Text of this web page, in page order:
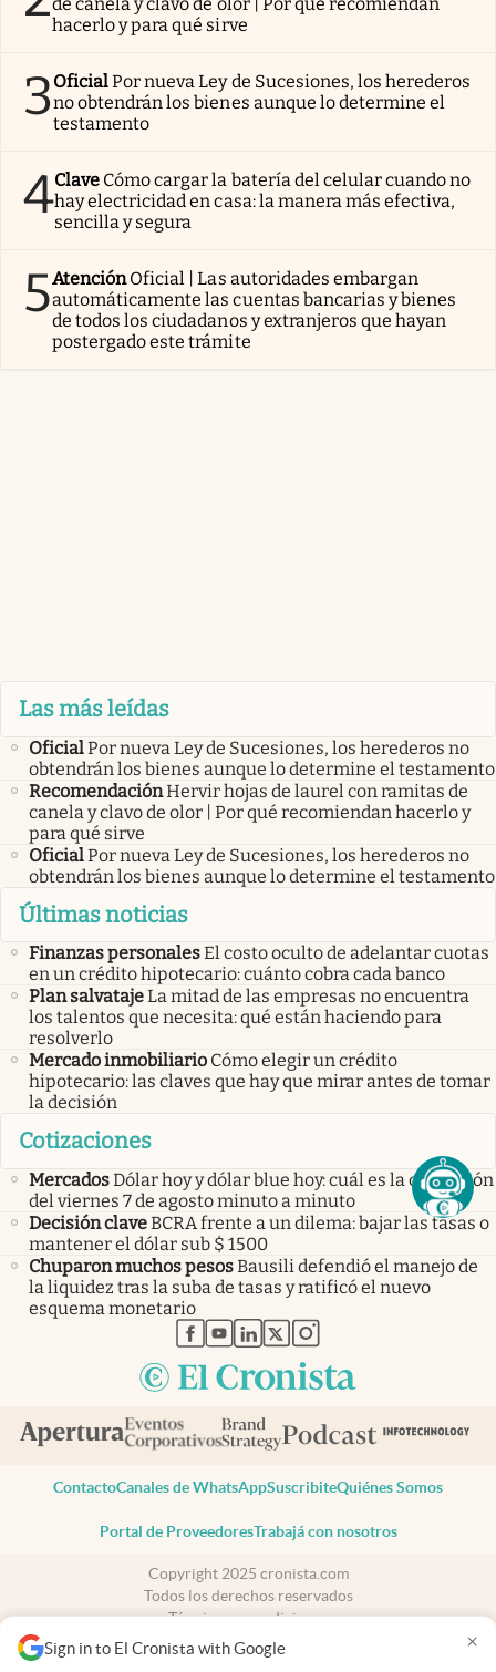
Sign in to El Cronista with Google ×
hacerlo y para qué sirve
3OficialPor nueva Ley de Sucesiones, los herederos
no obtendrán los bienes aunque lo determine el
testamento
4Clave Cómo cargar la batería del celular cuando no
hay electricidad en casa: la manera más efectiva,
sencilla y segura
5AtenciónOficial | Las autoridades embargan
automáticamente las cuentas bancarias y bienes
de todos los ciudadanos y extranjeros que hayan
postergado este trámite
Las más leídas
OficialPor nueva Ley de Sucesiones, los herederos no
obtendrán los bienes aunque lo determine el testamento
RecomendaciónHervir hojas de laurel con ramitas de
canela y clavo de olor | Por qué recomiendan hacerlo y
para qué sirve
OficialPor nueva Ley de Sucesiones, los herederos no
obtendrán los bienes aunque lo determine el testamento
Últimas noticias
Finanzas personalesEl costo oculto de adelantar cuotas
en un crédito hipotecario: cuánto cobra cada banco
Plan salvatajeLa mitad de las empresas no encuentra
los talentos que necesita: qué están haciendo para
resolverlo
Mercado inmobiliario Cómo elegir un crédito
hipotecario: las claves que hay que mirar antes de tomar
la decisión
Cotizaciones
MercadosDólar hoy y dólar blue hoy: cuál es la cotización
del viernes 7 de agosto minuto a minuto
Decisión claveBCRA frente a un dilema: bajar las tasas o
mantener el dólar sub $ 1500
Chuparon muchos pesosBausili defendió el manejo de
la liquidez tras la suba de tasas y ratificó el nuevo
esquema monetario
abre en nueva pestaña
abre en nueva pestaña
abre en nueva pestaña
abre en nueva pestaña
abre en nueva pestaña
ContactoCanales de WhatsAppSuscribiteQuiénes Somos
Portal de ProveedoresTrabajá con nosotros
Copyright 2025 cronista.com
Todos los derechos reservados
Términos y condiciones
Privacidad
Consentimiento